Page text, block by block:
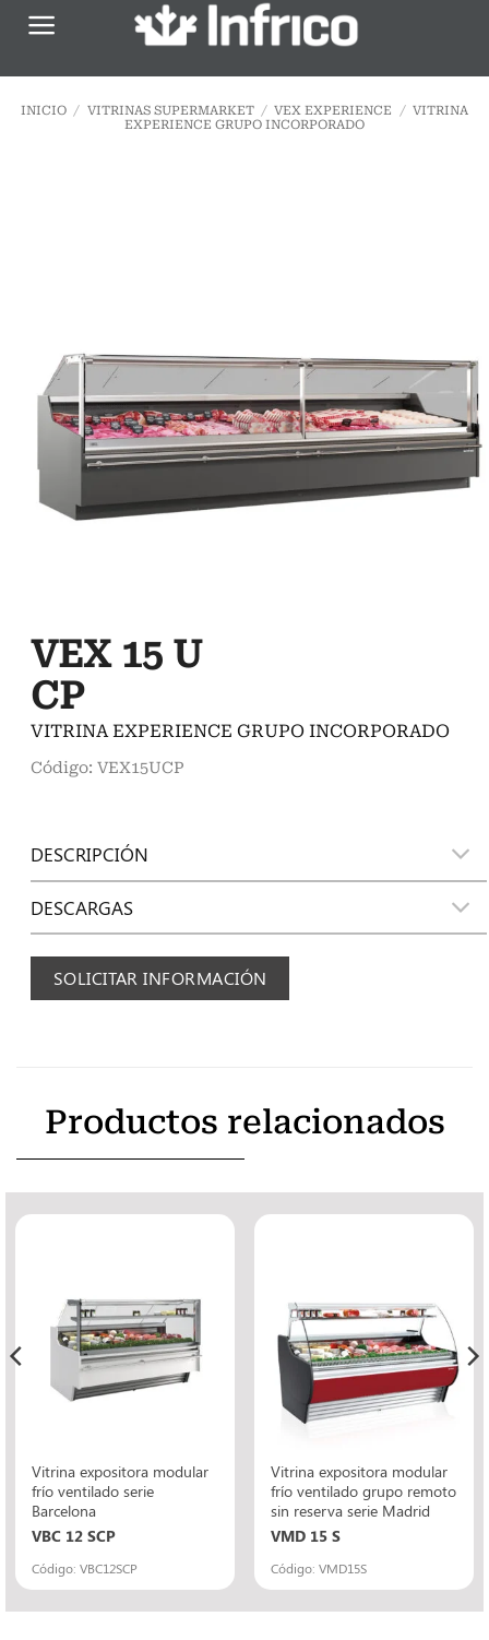
Saltar
INICIO / VITRINAS SUPERMARKET / VEX EXPERIENCE / VITRINA
EXPERIENCE GRUPO INCORPORADO
VEX 15 U
CP
VITRINA EXPERIENCE GRUPO INCORPORADO
Código: VEX15UCP
DESCRIPCIÓN
DESCARGAS
SOLICITAR INFORMACIÓN
Productos relacionados
Vitrina expositora modular
frío ventilado serie
Barcelona
VBC 12 SCP
Código: VBC12SCP
Vitrina expositora modular
frío ventilado grupo remoto
sin reserva serie Madrid
VMD 15 S
Código: VMD15S